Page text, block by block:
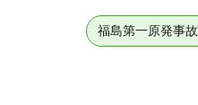
福島第一原発事